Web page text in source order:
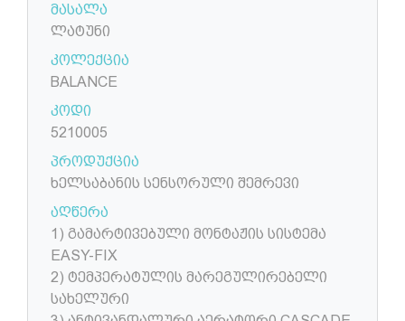
მასალა
ლატუნი
კოლექცია
BALANCE
კოდი
5210005
პროდუქცია
ხელსაბანის სენსორული შემრევი
აღწერა
1) გამარტივებული მონტაჟის სისტემა
EASY-FIX
2) ტემპერატულის მარეგულირებელი
სახელური